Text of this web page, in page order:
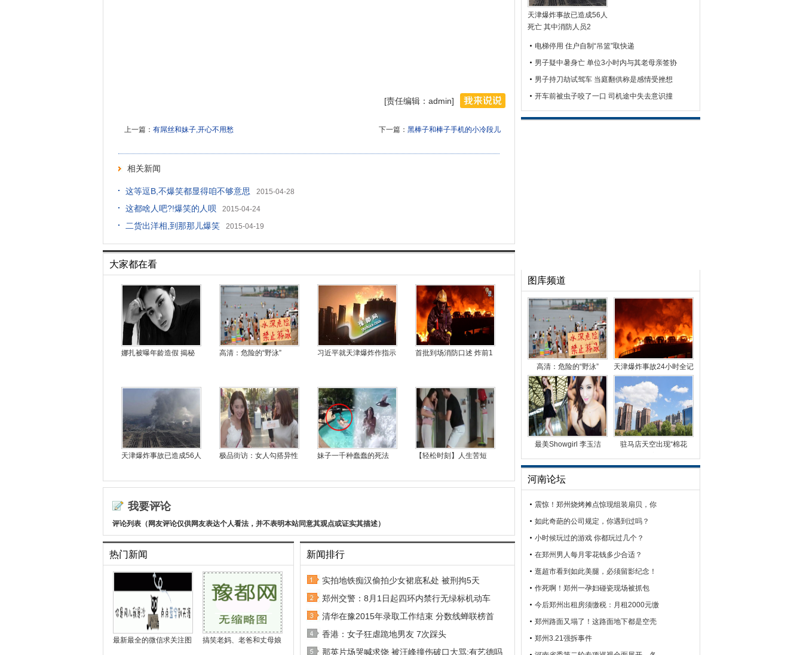
[责任编辑：admin]
下一篇： 黑棒子和棒子手机的小冷段儿
上一篇： 有屌丝和妹子,开心不用愁
相关新闻
这等逗B,不爆笑都显得咱不够意思 2015-04-28
这都啥人吧?!爆笑的人呗 2015-04-24
二货出洋相,到那那儿爆笑 2015-04-19
大家都在看
娜扎被曝年龄造假 揭秘 高清：危险的“野泳” 习近平就天津爆炸作指示 首批到场消防口述 炸前1
天津爆炸事故已造成56人 极品街访：女人勾搭异性 妹子一千种蠢蠢的死法 【轻松时刻】人生苦短
我要评论
评论列表（网友评论仅供网友表达个人看法，并不表明本站同意其观点或证实其描述）
热门新闻
最新最全的微信求关注图 搞笑老妈、老爸和丈母娘
新闻排行
实拍地铁痴汉偷拍少女裙底私处 被刑拘5天
郑州交警：8月1日起四环内禁行无绿标机动车
清华在豫2015年录取工作结束 分数线蝉联榜首
香港：女子狂虐跪地男友 7次踩头
那英片场哭喊求饶 被汪峰撞伤破口大骂:有艺德吗
天津爆炸事故已造成56人
死亡 其中消防人员2
电梯停用 住户自制“吊篮”取快递
男子疑中暑身亡 单位3小时内与其老母亲签协
男子持刀劫试驾车 当庭翻供称是感情受挫想
开车前被虫子咬了一口 司机途中失去意识撞
图库频道
高清：危险的“野泳”
天津爆炸事故24小时全记
录
最美Showgirl 李玉洁
驻马店天空出现“棉花
河南论坛
震惊！郑州烧烤摊点惊现组装扇贝，你
如此奇葩的公司规定，你遇到过吗？
小时候玩过的游戏 你都玩过几个？
在郑州男人每月零花钱多少合适？
逛超市看到如此美腿，必须留影纪念！
作死啊！郑州一孕妇碰瓷现场被抓包
今后郑州出租房须缴税：月租2000元缴
郑州路面又塌了！这路面地下都是空壳
郑州3.21强拆事件